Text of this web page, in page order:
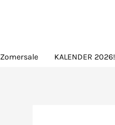
Zomersale KALENDER 2026!